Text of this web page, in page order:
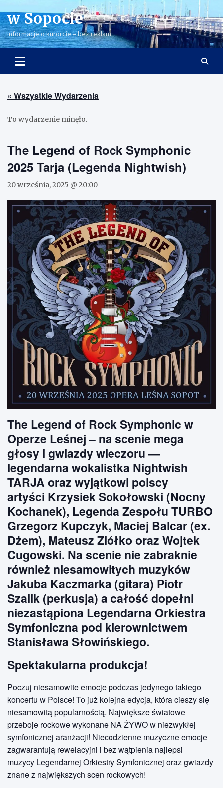
to
content
w Sopocie
informacje o kurorcie – bez reklam
« Wszystkie Wydarzenia
To wydarzenie minęło.
The Legend of Rock Symphonic
2025 Tarja (Legenda Nightwish)
20 września, 2025 @ 20:00
The Legend of Rock Symphonic w
Operze Leśnej – na scenie mega
głosy i gwiazdy wieczoru —
legendarna wokalistka Nightwish
TARJA oraz wyjątkowi polscy
artyści Krzysiek Sokołowski (Nocny
Kochanek), Legenda Zespołu TURBO
Grzegorz Kupczyk, Maciej Balcar (ex.
Dżem), Mateusz Ziółko oraz Wojtek
Cugowski. Na scenie nie zabraknie
również niesamowitych muzyków
Jakuba Kaczmarka (gitara) Piotr
Szalik (perkusja) a całość dopełni
niezastąpiona Legendarna Orkiestra
Symfoniczna pod kierownictwem
Stanisława Słowińskiego.
Spektakularna produkcja!
Poczuj niesamowite emocje podczas jedynego takiego
koncertu w Polsce! To już kolejna edycja, która cieszy się
niesamowitą popularnością. Największe światowe
przeboje rockowe wykonane NA ŻYWO w niezwykłej
symfonicznej aranżacji! Niecodzienne muzyczne emocje
zagwarantują rewelacyjni i bez wątpienia najlepsi
muzycy Legendarnej Orkiestry Symfonicznej oraz gwiazdy
znane z największych scen rockowych!